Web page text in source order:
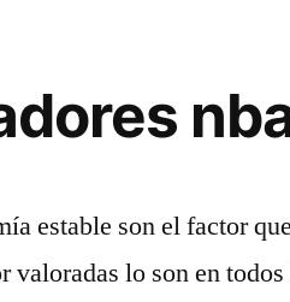
estable son el factor
valoradas lo son en todos